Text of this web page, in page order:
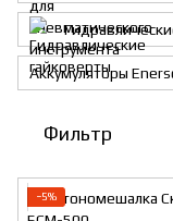
Аккумуляторы
Фильтр
−5%